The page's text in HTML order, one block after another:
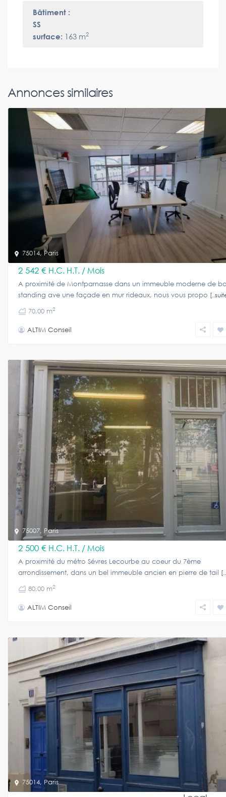
Bâtiment :
SS
surface: 163 m2
Annonces similaires
75014, Paris
2 542 € H.C. H.T. / Mois
A proximité de Montparnasse dans un immeuble moderne de
standing ave une façade en mur rideaux, nous vous propo
70,00 m2
ALTIM Conseil
75007, Paris
2 500 € H.C. H.T. / Mois
A proximité du métro Sévres Lecourbe au coeur du 7ème
arrondissement, dans un bel immeuble ancien en pierre de tail
80,00 m2
ALTIM Conseil
75014, Paris